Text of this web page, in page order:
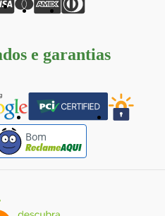
e garantias
Bom